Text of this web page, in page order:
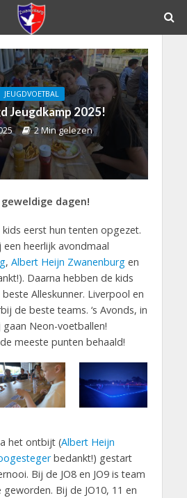
JEUGDVOETBAL
Jeugdkamp 2025!
2 Min gelezen
dagen!
eerst hun tenten opgezet.
heerlijk avondmaal
, Albert Heijn Zwanenburgen
Daarna hebben de kids
Alleskunner. Liverpool en
de beste teams. ‘s Avonds, in
Neon-voetballen!
meeste punten behaald!
het ontbijt (Albert Heijn
bedankt!) gestart
Bij de JO8 en JO9 is team
Bij de JO10, 11 en